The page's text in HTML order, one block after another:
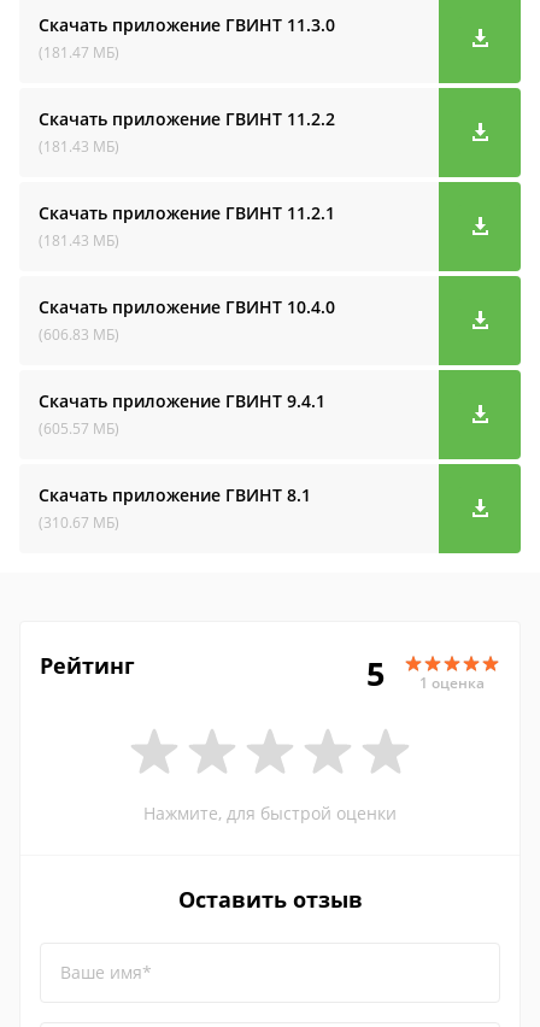
Скачать приложение ГВИНТ 11.3.0
(181.47 МБ)
Скачать приложение ГВИНТ 11.2.2
(181.43 МБ)
Скачать приложение ГВИНТ 11.2.1
(181.43 МБ)
Скачать приложение ГВИНТ 10.4.0
(606.83 МБ)
Скачать приложение ГВИНТ 9.4.1
(605.57 МБ)
Скачать приложение ГВИНТ 8.1
(310.67 МБ)
Рейтинг 5 1 оценка
Нажмите, для быстрой оценки
Оставить отзыв
Ваше имя*